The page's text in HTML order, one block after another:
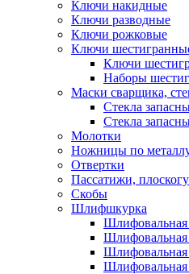
Ключи накидные
Ключи разводные
Ключи рожковые
Ключи
Ключи
Наборы
Маски сварщика,
Стекла
Стекла
Молотки
Ножницы по
Отвертки
Пассатижи,
Скобы
Шлифшкурка
Шлифовальная
Шлифовальная
Шлифовальная
Шлифовальная